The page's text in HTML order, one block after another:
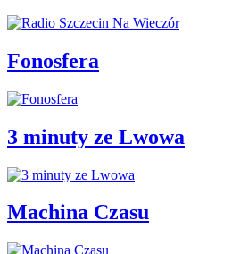
Fonosfera
3 minuty ze Lwowa
Machina Czasu